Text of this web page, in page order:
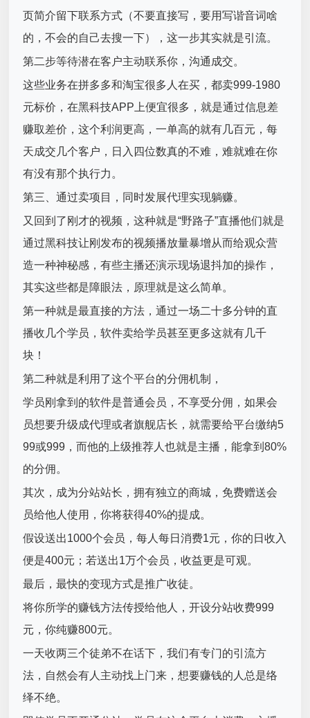
页简介留下联系方式（不要直接写，要用写谐音词啥
的，不会的自己去搜一下），这一步其实就是引流。
第二步等待潜在客户主动联系你，沟通成交。
这些业务在拼多多和淘宝很多人在买，都卖999-1980
元标价，在黑科技APP上便宜很多，就是通过信息差
赚取差价，这个利润更高，一单高的就有几百元，每
天成交几个客户，日入四位数真的不难，难就难在你
有没有那个执行力。
第三、通过卖项目，同时发展代理实现躺赚。
又回到了刚才的视频，这种就是“野路子”直播他们就是
通过黑科技让刚发布的视频播放量暴增从而给观众营
造一种神秘感，有些主播还演示现场退抖加的操作，
其实这些都是障眼法，原理就是这么简单。
第一种就是最直接的方法，通过一场二十多分钟的直
播收几个学员，软件卖给学员甚至更多这就有几千
块！
第二种就是利用了这个平台的分佣机制，
学员刚拿到的软件是普通会员，不享受分佣，如果会
员想要升级成代理或者旗舰店长，就需要给平台缴纳5
99或999，而他的上级推荐人也就是主播，能拿到80%
的分佣。
其次，成为分站站长，拥有独立的商城，免费赠送会
员给他人使用，你将获得40%的提成。
假设送出1000个会员，每人每日消费1元，你的日收入
便是400元；若送出1万个会员，收益更是可观。
最后，最快的变现方式是推广收徒。
将你所学的赚钱方法传授给他人，开设分站收费999
元，你纯赚800元。
一天收两三个徒弟不在话下，我们有专门的引流方
法，自然会有人主动找上门来，想要赚钱的人总是络
绎不绝。